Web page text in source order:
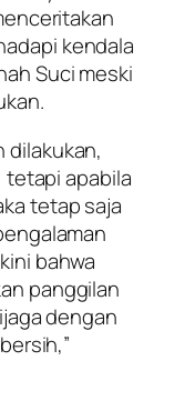
kendala
Suci meski
dilakukan,
apabila
tetap saja
bahwa
panggilan
dengan